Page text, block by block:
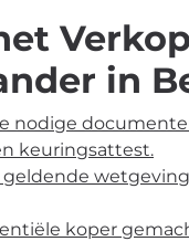
in
nodige
keuringsattest.
geldende
koper